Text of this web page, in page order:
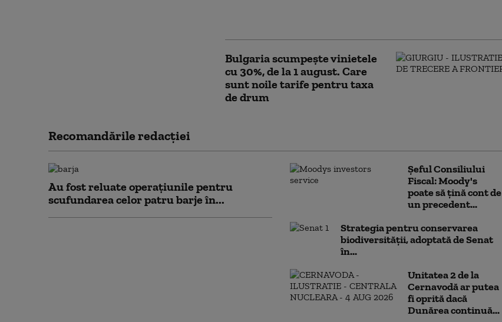
Bulgaria scumpește vinietele
cu 30%, de la 1 august. Care
sunt noile tarife pentru taxa
de drum
Recomandările redacţiei
Au fost reluate operațiunile pentru
scufundarea celor patru barje în...
Șeful Consiliului
Fiscal: Moody's
poate să țină cont de
un precedent...
Strategia pentru conservarea
biodiversității, adoptată de Senat
în...
Unitatea 2 de la
Cernavodă ar putea
fi oprită dacă
Dunărea continuă...